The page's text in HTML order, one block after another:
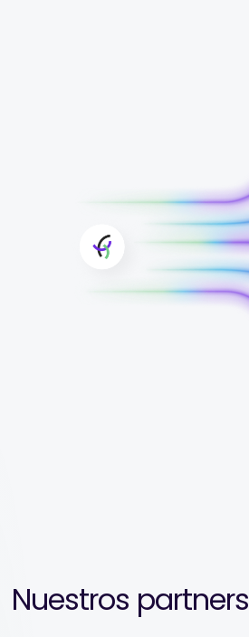
Nuestros partners